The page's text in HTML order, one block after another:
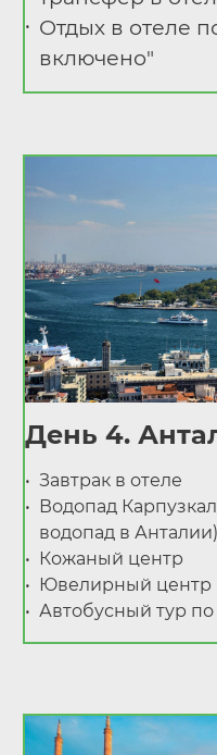
Отдых в отеле
включено"
День 4.
Завтрак в отеле
Водопад
водопад в Анталии)
Кожаный центр
Ювелирный центр
Автобусный тур по